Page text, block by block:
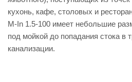
кухонь, кафе, столовых и
M-In 1.5-100 имеет небольшие
под мойкой до попадания стока в
канализации.